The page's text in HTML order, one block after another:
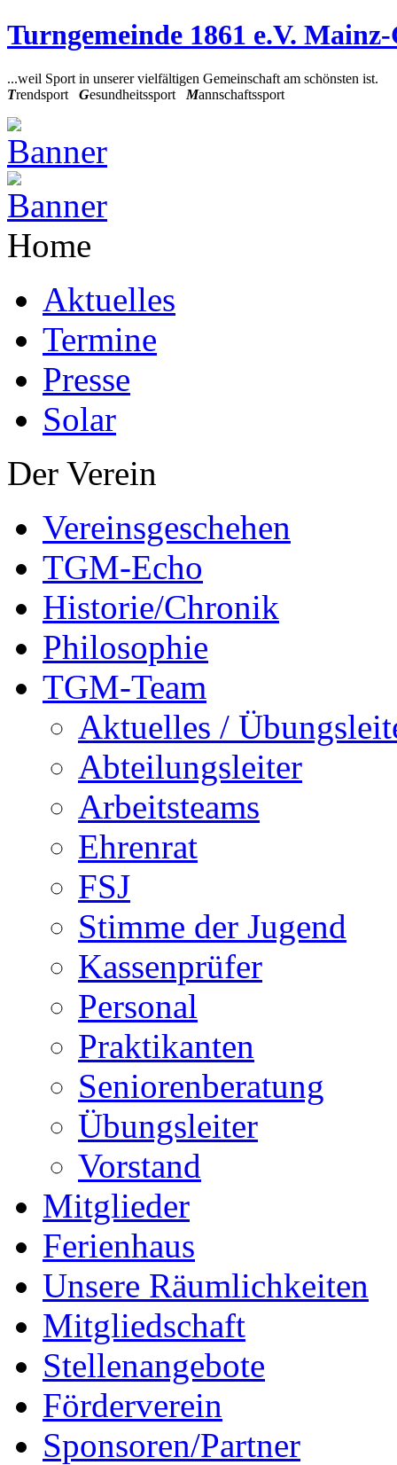
Turngemeinde 1861 e.V.
...weil Sport in unserer vielfältigen Gemeinschaft am schönsten ist.
Trendsport Gesundheitssport Mannschaftssport
Home
Aktuelles
Termine
Presse
Solar
Der Verein
Vereinsgeschehen
TGM-Echo
Historie/Chronik
Philosophie
TGM-Team
Aktuelles /
Abteilungsleiter
Arbeitsteams
Ehrenrat
FSJ
Stimme der Jugend
Kassenprüfer
Personal
Praktikanten
Seniorenberatung
Übungsleiter
Vorstand
Mitglieder
Ferienhaus
Unsere Räumlichkeiten
Mitgliedschaft
Stellenangebote
Förderverein
Sponsoren/Partner